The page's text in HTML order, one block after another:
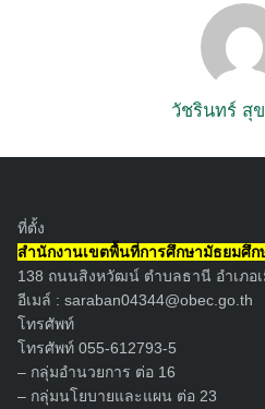
วัชรินทร์ สุ
ที่ตั้ง
สำนักงานเขตพื้นที่การศึกษามัธยมศึก
138 ถนนสิงหวัฒน์ ตำบลธานี อำเภอ
อีเมล์ : saraban04344@obec.go.th
โทรศัพท์
โทรศัพท์ 055-612793-5
– กลุ่มอำนวยการ ต่อ 16
– กลุ่มนโยบายและแผน ต่อ 23